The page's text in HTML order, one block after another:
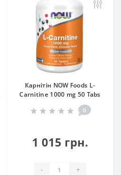
Карнітін NOW Foods L-
Carnitine 1000 mg 50 Tabs
0
1 015 грн.
- +